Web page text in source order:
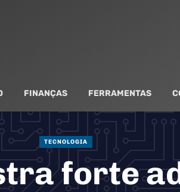
FINANÇAS FERRAMENTAS
TECNOLOGIA
forte